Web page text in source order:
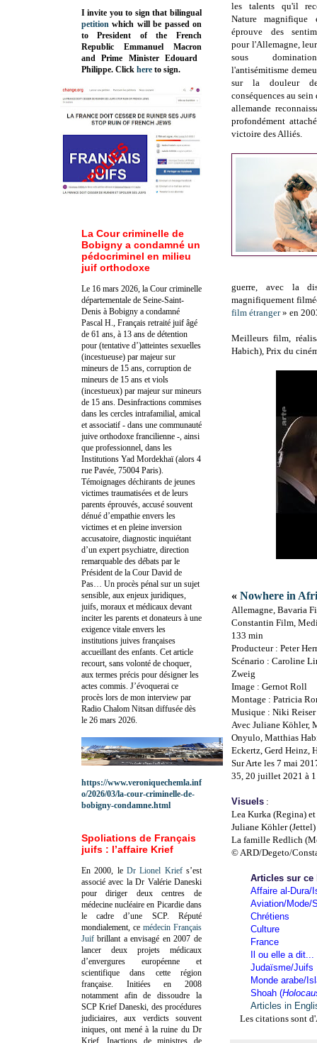
les talents qu'il
Nature magnifique
éprouve des
pour l'Allemagne,
sous
l'antisémitisme
sur la douleur
conséquences au
allemande
profondément
victoire des Alliés.
guerre, avec la
magnifiquement
film étranger» en
Meilleurs film,
Habich), Prix du
« Nowhere in
Allemagne, Bavaria
Constantin Film,
133 min
Producteur : Peter
Scénario : Caroline
Zweig
Image : Gernot Roll
Montage : Patricia
Musique : Niki Reiser
Avec Juliane Köhler,
Onyulo, Matthias
Eckertz, Gerd Heinz,
Sur Arte les 7 mai
35, 20 juillet 2021 à
Visuels :
Lea Kurka (Regina)
Juliane Köhler
La famille Redlich
© ARD/Degeto/
Articles sur ce
Affaire al-Dura/
Aviation/Mode/
Chrétiens
Culture
France
Il ou elle a dit...
Judaïsme/Juifs
Monde arabe/
Shoah (
Articles in
Les citations sont
I invite you to sign that bilingual
petition which will be passed on
to President of the French
Republic Emmanuel Macron
and Prime MinisterEdouard
Philippe. Click here to sign.
La Cour criminelle de
Bobigny a condamné un
pédocriminel en milieu
juif orthodoxe
Le 16 mars 2026, la Cour criminelle
départementale de Seine-Saint-
Denis à Bobigny a condamné
Pascal H., Français retraité juif âgé
de 61 ans, à 13 ans de détention
pour (tentative d’)atteintes sexuelles
(incestueuse) par majeur sur
mineurs de 15 ans, corruption de
mineurs de 15 ans et viols
(incestueux) par majeur sur mineurs
de 15 ans. Desinfractions commises
dans les cercles intrafamilial, amical
et associatif - dans une communauté
juive orthodoxe francilienne -, ainsi
que professionnel, dans les
Institutions Yad Mordekhaï (alors 4
rue Pavée, 75004 Paris).
Témoignages déchirants de jeunes
victimes traumatisées et de leurs
parents éprouvés, accusé souvent
dénué d’empathie envers les
victimes et en pleine inversion
accusatoire, diagnostic inquiétant
d’un expert psychiatre, direction
remarquable des débats par le
Président de la Cour David de
Pas… Un procès pénal sur un sujet
sensible, aux enjeux juridiques,
juifs, moraux et médicaux devant
inciter les parents et donateurs à une
exigence vitale envers les
institutions juives françaises
accueillant des enfants. Cet article
recourt, sans volonté de choquer,
aux termes précis pour désigner les
actes commis. J’évoquerai ce
procès lors de mon interview par
Radio Chalom Nitsan diffusée dès
le 26 mars 2026.
https://www.veroniquechemla.inf
o/2026/03/la-cour-criminelle-de-
bobigny-condamne.html
Spoliations de Français
juifs : l’affaire Krief
En 2000, le Dr Lionel Kriefs’est
associé avec la Dr Valérie Daneski
pour diriger deux centres de
médecine nucléaire en Picardie dans
le cadre d’une SCP. Réputé
mondialement, ce médecin Français
Juif brillant a envisagé en 2007 de
lancer deux projets médicaux
d’envergures européenne et
scientifique dans cette région
française. Initiées en 2008
notamment afin de dissoudre la
SCP Krief Daneski, des procédures
judiciaires, aux verdicts souvent
iniques, ont mené à la ruine du Dr
Krief.Inactions de ministres de